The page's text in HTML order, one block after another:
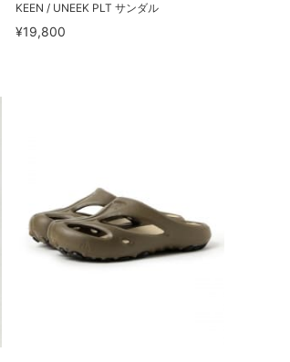
KEEN / UNEEK PLT サンダル
¥19,800